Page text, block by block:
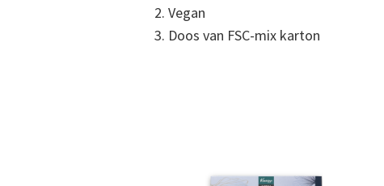
Vegan
Doos van FSC-mix karton